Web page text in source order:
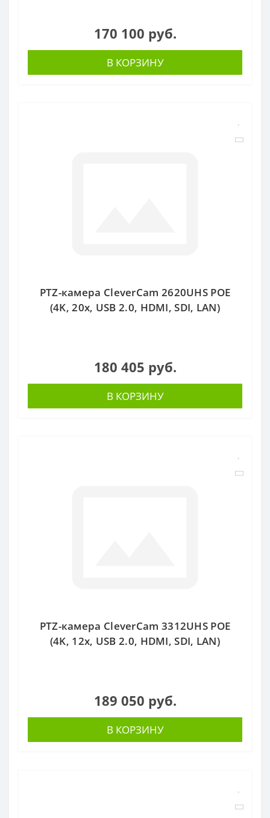
170 100 руб.
В КОРЗИНУ
PTZ-камера CleverCam 2620UHS POE
(4K, 20x, USB 2.0, HDMI, SDI, LAN)
180 405 руб.
В КОРЗИНУ
PTZ-камера CleverCam 3312UHS POE
(4K, 12x, USB 2.0, HDMI, SDI, LAN)
189 050 руб.
В КОРЗИНУ